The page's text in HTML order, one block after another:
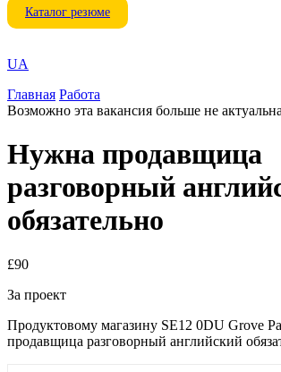
Каталог резюме
UA
Главная Работа
Возможно эта вакансия больше не актуальна
Нужна продавщица
разговорный
обязательно
£90
За проект
Продуктовому магазину SE12 0DU Grove
продавщица разговорный английский